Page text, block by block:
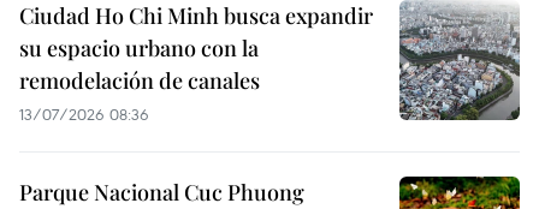
Ciudad Ho Chi Minh busca expandir
su espacio urbano con la
remodelación de canales
13/07/2026 08:36
Parque Nacional Cuc Phuong